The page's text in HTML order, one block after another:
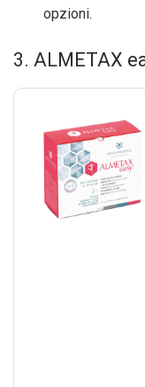
opzioni.
3. ALMETAX